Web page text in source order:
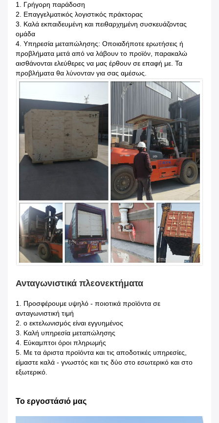
1. Γρήγορη παράδοση
2. Επαγγελματικός λογιστικός πράκτορας
3. Καλά εκπαιδευμένη και πειθαρχημένη συσκευάζοντας
ομάδα
4. Υπηρεσία μεταπώλησης: Οποιαδήποτε ερωτήσεις ή
προβλήματα μετά από να λάβουν το προϊόν, παρακαλώ
αισθάνονται ελεύθερες να μας έρθουν σε επαφή με. Τα
προβλήματα θα λύνονταν για σας αμέσως.
Ανταγωνιστικά πλεονεκτήματα
1. Προσφέρουμε υψηλό - ποιοτικά προϊόντα σε
ανταγωνιστική τιμή
2. ο εκτελωνισμός είναι εγγυημένος
3. Καλή υπηρεσία μεταπώλησης
4. Εύκαμπτοι όροι πληρωμής
5. Με τα άριστα προϊόντα και τις αποδοτικές υπηρεσίες,
είμαστε καλά - γνωστός και τις δύο στο εσωτερικό και στο
εξωτερικό.
Το εργοστάσιό μας